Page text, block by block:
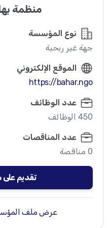
منظمة
نوع المؤسسة
جهة غير ربحية
الموقع الإلكتروني
https://bahar.ngo
عدد الوظائف
450 الوظائف
عدد المناقصات
0 مناقصة
تقديم
عرض ملف